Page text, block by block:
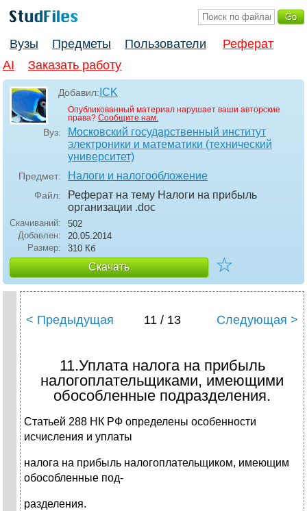
Вузы Предметы Пользователи
Реферат
AI
Заказать работу
Добавил: ICK
Опубликованный материал нарушает ваши авторские
права? Сообщите нам.
Вуз:
Московский государственный институт
электроники и математики (технический
университет)
Предмет: Налоги и налогообложение
Файл:
Реферат на тему Налоги на прибыль
организации .doc
Скачиваний:
502
Добавлен:
20.05.2014
Размер:
310 Кб
Скачать ☆
< Предыдущая 11 / 13 Следующая >
11.Уплата налога на прибыль
налогоплательщиками, имеющими
обособленные подразделения.
Статьей 288 НК РФ определены особенности
исчисления и уплаты
налога на прибыль налогоплательщиком, имеющим
обособленные под-
разделения.